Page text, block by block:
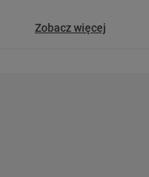
Zobacz więcej